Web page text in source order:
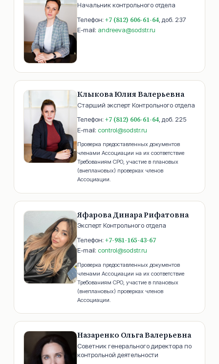
Начальник контрольного отдела
Телефон: +7 (812) 606-61-64, доб. 237
E-mail: andreeva@sodstr.ru
Клыкова Юлия Валерьевна
Старший эксперт Контрольного отдела
Телефон: +7 (812) 606-61-64, доб. 225
E-mail: control@sodstr.ru
Проверка предоставленных документов
членами Ассоциации на их соответствие
Требованиям СРО, участие в плановых
(внеплановых) проверках членов
Ассоциации.
Яфарова Динара Рифатовна
Эксперт Контрольного отдела
Телефон: +7-981-165-43-67
E-mail: control@sodstr.ru
Проверка предоставленных документов
членами Ассоциации на их соответствие
Требованиям СРО, участие в плановых
(внеплановых) проверках членов
Ассоциации.
Назаренко Ольга Валерьевна
Советник генерального директора по
контрольной деятельности